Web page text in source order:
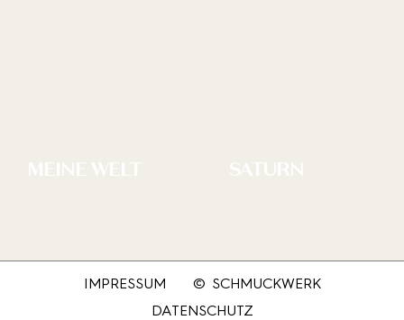
IMPRESSUM
© SCHMUCKWERK
DATENSCHUTZ